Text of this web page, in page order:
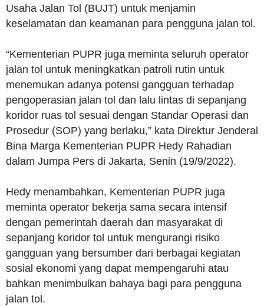
Usaha Jalan Tol (BUJT) untuk menjamin
keselamatan dan keamanan para pengguna jalan tol.
“Kementerian PUPR juga meminta seluruh operator
jalan tol untuk meningkatkan patroli rutin untuk
menemukan adanya potensi gangguan terhadap
pengoperasian jalan tol dan lalu lintas di sepanjang
koridor ruas tol sesuai dengan Standar Operasi dan
Prosedur (SOP) yang berlaku,” kata Direktur Jenderal
Bina Marga Kementerian PUPR Hedy Rahadian
dalam Jumpa Pers di Jakarta, Senin (19/9/2022).
Hedy menambahkan, Kementerian PUPR juga
meminta operator bekerja sama secara intensif
dengan pemerintah daerah dan masyarakat di
sepanjang koridor tol untuk mengurangi risiko
gangguan yang bersumber dari berbagai kegiatan
sosial ekonomi yang dapat mempengaruhi atau
bahkan menimbulkan bahaya bagi para pengguna
jalan tol.